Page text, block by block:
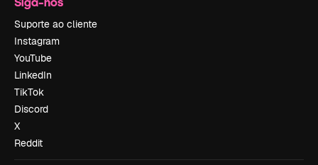
Suporte ao cliente
Instagram
YouTube
LinkedIn
TikTok
Discord
X
Reddit